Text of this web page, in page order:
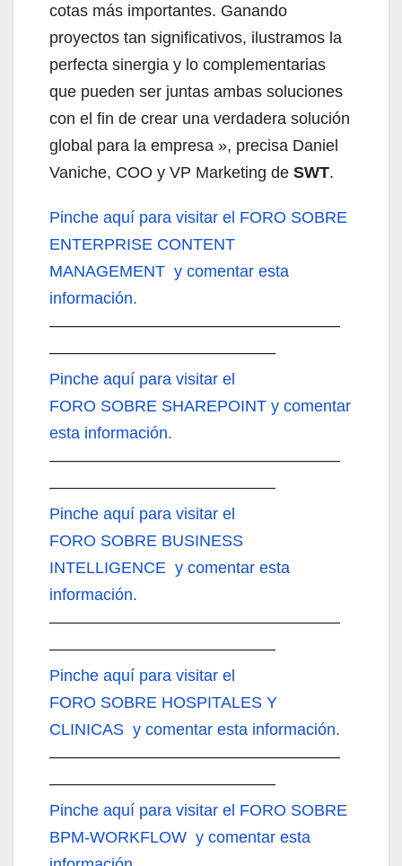
cotas más importantes. Ganando
proyectos tan significativos, ilustramos la
perfecta sinergia y lo complementarias
que pueden ser juntas ambas soluciones
con el fin de crear una verdadera solución
global para la empresa », precisa Daniel
Vaniche, COO y VP Marketing de SWT.
Pinche aquí para visitar el FORO SOBRE
ENTERPRISE CONTENT
MANAGEMENT y comentar esta
información.
——————————————————
——————————————
Pinche aquí para visitar el
FORO SOBRE SHAREPOINT y comentar
esta información.
——————————————————
——————————————
Pinche aquí para visitar el
FORO SOBRE BUSINESS
INTELLIGENCE y comentar esta
información.
——————————————————
——————————————
Pinche aquí para visitar el
FORO SOBRE HOSPITALES Y
CLINICAS y comentar esta información.
——————————————————
——————————————
Pinche aquí para visitar el FORO SOBRE
BPM-WORKFLOW y comentar esta